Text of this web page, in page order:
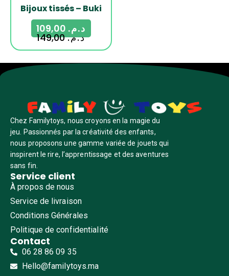
Bijoux tissés – Buki
د.م.149,00
د.م.
Chez Familytoys, nous croyons en la magie du
jeu. Passionnés par la créativité des enfants,
nous proposons une gamme variée de jouets qui
inspirent le rire, l’apprentissage et des aventures
sans fin.
Service client
À propos de nous
Service de livraison
Conditions Générales
Politique de confidentialité
Contact
06 28 86 09 35
Hello@familytoys.ma